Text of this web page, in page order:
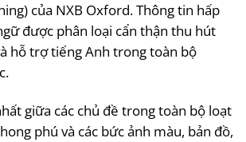
của NXB Oxford. Thông tin hấp
được phân loại cẩn thận thu hút
hỗ trợ tiếng Anh trong toàn bộ
giữa các chủ đề trong toàn bộ loạt
phú và các bức ảnh màu, bản đồ,